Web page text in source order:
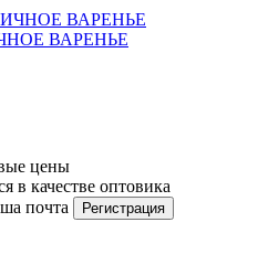
ВАРЕНЬЕ
цены
в качестве оптовика
почта
Регистрация